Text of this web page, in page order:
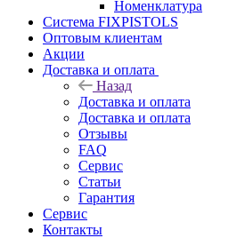
Номенклатура
Система FIXPISTOLS
Оптовым клиентам
Акции
Доставка и оплата
Назад
Доставка и оплата
Доставка и оплата
Отзывы
FAQ
Сервис
Статьи
Гарантия
Сервис
Контакты